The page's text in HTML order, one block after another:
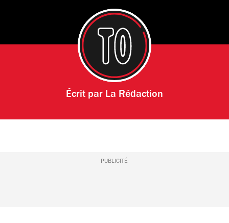
Écrit par La Rédaction
PUBLICITÉ